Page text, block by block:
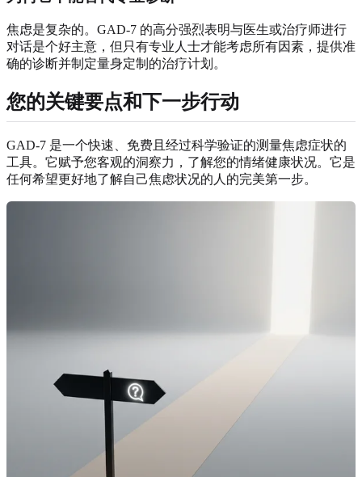
焦虑是复杂的。GAD-7 的高分强烈表明与医生或治疗师进行
对话是个好主意，但只有专业人士才能考虑所有因素，提供准
确的诊断并制定量身定制的治疗计划。
您的关键要点和下一步行动
GAD-7 是一个快速、免费且经过科学验证的测量焦虑症状的
工具。它赋予您客观的洞察力，了解您的情绪健康状况。它是
任何希望更好地了解自己焦虑状况的人的完美第一步。